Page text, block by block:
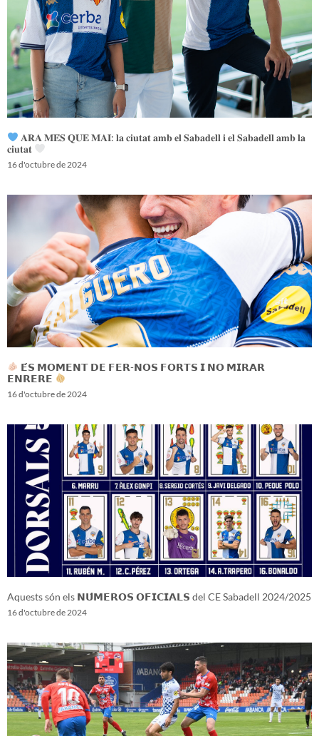
𝐀𝐑𝐀 𝐌𝐄́𝐒 𝐐𝐔𝐄 𝐌𝐀𝐈: 𝐥𝐚 𝐜𝐢𝐮𝐭𝐚𝐭 𝐚𝐦𝐛 𝐞𝐥 𝐒𝐚𝐛𝐚𝐝𝐞𝐥𝐥 𝐢 𝐞𝐥 𝐒𝐚𝐛𝐚𝐝𝐞𝐥𝐥 𝐚𝐦𝐛 𝐥𝐚
𝐜𝐢𝐮𝐭𝐚𝐭
16 d'octubre de 2024
𝗘́𝗦 𝗠𝗢𝗠𝗘𝗡𝗧 𝗗𝗘 𝗙𝗘𝗥-𝗡𝗢𝗦 𝗙𝗢𝗥𝗧𝗦 𝗜 𝗡𝗢 𝗠𝗜𝗥𝗔𝗥
𝗘𝗡𝗥𝗘𝗥𝗘
16 d'octubre de 2024
Aquests són els 𝗡𝗨́𝗠𝗘𝗥𝗢𝗦 𝗢𝗙𝗜𝗖𝗜𝗔𝗟𝗦 del CE Sabadell 2024/2025
16 d'octubre de 2024